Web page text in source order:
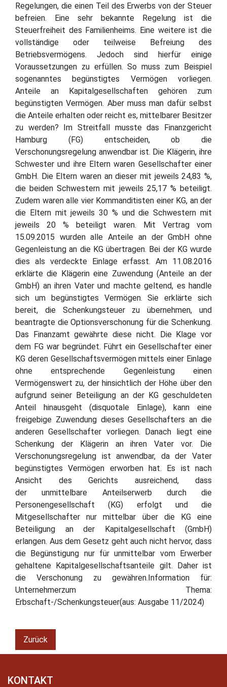
Regelungen, die einen Teil des Erwerbs von der Steuer
befreien. Eine sehr bekannte Regelung ist die
Steuerfreiheit des Familienheims. Eine weitere ist die
vollständige oder teilweise Befreiung des
Betriebsvermögens. Jedoch sind hierfür einige
Voraussetzungen zu erfüllen. So muss zum Beispiel
sogenanntes begünstigtes Vermögen vorliegen.
Anteile an Kapitalgesellschaften gehören zum
begünstigten Vermögen. Aber muss man dafür selbst
die Anteile erhalten oder reicht es, mittelbarer Besitzer
zu werden? Im Streitfall musste das Finanzgericht
Hamburg (FG) entscheiden, ob die
Verschonungsregelung anwendbar ist. Die Klägerin, ihre
Schwester und ihre Eltern waren Gesellschafter einer
GmbH. Die Eltern waren an dieser mit jeweils 24,83 %,
die beiden Schwestern mit jeweils 25,17 % beteiligt.
Zudem waren alle vier Kommanditisten einer KG, an der
die Eltern mit jeweils 30 % und die Schwestern mit
jeweils 20 % beteiligt waren. Mit Vertrag vom
15.09.2015 wurden alle Anteile an der GmbH ohne
Gegenleistung an die KG übertragen. Bei der KG wurde
dies als verdeckte Einlage erfasst. Am 11.08.2016
erklärte die Klägerin eine Zuwendung (Anteile an der
GmbH) an ihren Vater und machte geltend, es handle
sich um begünstigtes Vermögen. Sie erklärte sich
bereit, die Schenkungsteuer zu übernehmen, und
beantragte die Optionsverschonung für die Schenkung.
Das Finanzamt gewährte diese nicht. Die Klage vor
dem FG war begründet. Führt ein Gesellschafter einer
KG deren Gesellschaftsvermögen mittels einer Einlage
ohne entsprechende Gegenleistung einen
Vermögenswert zu, der hinsichtlich der Höhe über den
aufgrund seiner Beteiligung an der KG geschuldeten
Anteil hinausgeht (disquotale Einlage), kann eine
freigebige Zuwendung dieses Gesellschafters an die
anderen Gesellschafter vorliegen. Danach liegt eine
Schenkung der Klägerin an ihren Vater vor. Die
Verschonungsregelung ist anwendbar, da der Vater
begünstigtes Vermögen erworben hat. Es ist nach
Ansicht des Gerichts ausreichend, dass
der unmittelbare Anteilserwerb durch die
Personengesellschaft (KG) erfolgt und die
Mitgesellschafter nur mittelbar über die KG eine
Beteiligung an der Kapitalgesellschaft (GmbH)
erlangen. Aus dem Gesetz geht auch nicht hervor, dass
die Begünstigung nur für unmittelbar vom Erwerber
gehaltene Kapitalgesellschaftsanteile gilt. Daher ist
die Verschonung zu gewähren.Information für:
Unternehmerzum Thema:
Erbschaft-/Schenkungsteuer(aus: Ausgabe 11/2024)
Zurück
KONTAKT